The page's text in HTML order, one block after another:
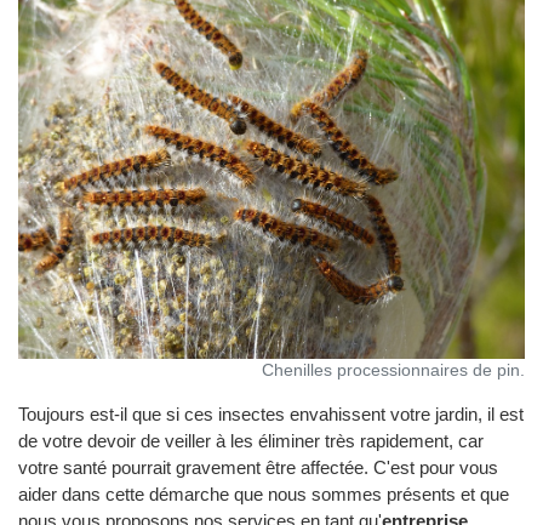
Chenilles processionnaires de pin.
Toujours est-il que si ces insectes envahissent votre jardin, il est
de votre devoir de veiller à les éliminer très rapidement, car
votre santé pourrait gravement être affectée. C'est pour vous
aider dans cette démarche que nous sommes présents et que